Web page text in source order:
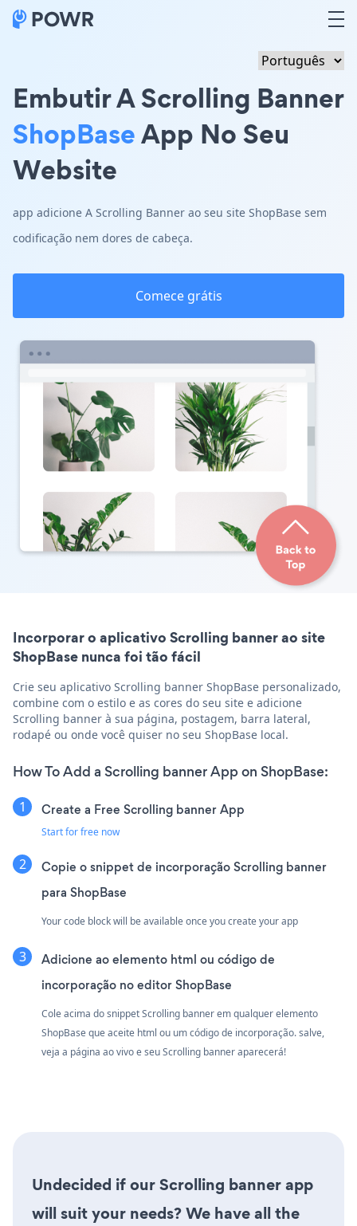
Embutir A Scrolling Banner
ShopBaseApp No Seu
Website
app adicione A Scrolling Banner ao seu site ShopBase sem
codificação nem dores de cabeça.
Comece grátis
Incorporar o aplicativo Scrolling banner ao site
ShopBase nunca foi tão fácil
Crie seu aplicativo Scrolling banner ShopBase personalizado,
combine com o estilo e as cores do seu site e adicione
Scrolling banner à sua página, postagem, barra lateral,
rodapé ou onde você quiser no seu ShopBase local.
How To Add a Scrolling banner App on ShopBase:
Create a Free Scrolling banner App
Start for free now
Copie o snippet de incorporação Scrolling banner
para ShopBase
Your code block will be available once you create your app
Adicione ao elemento html ou código de
incorporação no editor ShopBase
Cole acima do snippet Scrolling banner em qualquer elemento
ShopBase que aceite html ou um código de incorporação. salve,
veja a página ao vivo e seu Scrolling banner aparecerá!
Undecided if our Scrolling banner app
will suit your needs? We have all the